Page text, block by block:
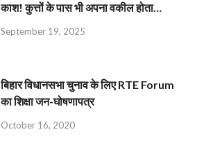
काश! कुत्तों के पास भी अपना वकील होता…
September 19, 2025
बिहार विधानसभा चुनाव के लिए RTE Forum
का शिक्षा जन-घोषणापत्र
October 16, 2020